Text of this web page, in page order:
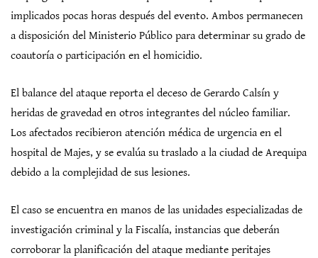
implicados pocas horas después del evento. Ambos permanecen
a disposición del Ministerio Público para determinar su grado de
coautoría o participación en el homicidio.
El balance del ataque reporta el deceso de Gerardo Calsín y
heridas de gravedad en otros integrantes del núcleo familiar.
Los afectados recibieron atención médica de urgencia en el
hospital de Majes, y se evalúa su traslado a la ciudad de Arequipa
debido a la complejidad de sus lesiones.
El caso se encuentra en manos de las unidades especializadas de
investigación criminal y la Fiscalía, instancias que deberán
corroborar la planificación del ataque mediante peritajes